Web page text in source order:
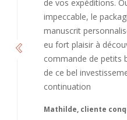
bienveillant et fait
de recommandé
continuation et merci
Caroline